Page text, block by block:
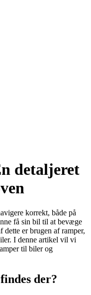
detaljeret
korrekt, både på
få sin bil til at bevæge
er brugen af ramper,
I denne artikel vil vi
til biler og
der?